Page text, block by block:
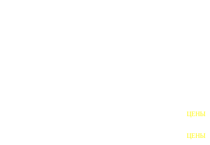
ЦЕНЫ
ЦЕНЫ
ШАЙБЫ ФУНДАМЕНТНЫЕ